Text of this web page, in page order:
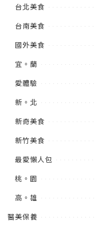
台北美食
台南美食
國外美食
宜。蘭
愛體驗
新。北
新奇美食
新竹美食
最愛懶人包
桃。園
高。雄
醫美保養